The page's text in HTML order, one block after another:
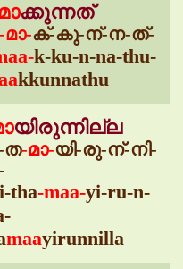
ക്കുന്നത്
-മാ-ക്-കു-ന്-ന-ത്-
k-ku-n-na-thu-
kkunnathu
യിരുന്നില്ല
ത-മാ-യി-രു-ന്-നി-
tha-maa-yi-ru-n-
maayirunnilla